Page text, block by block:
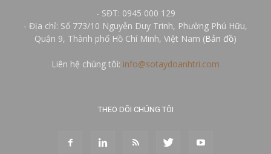
- SĐT: 0945 000 129
- Địa chỉ: Số 773/10 Nguyễn Duy Trinh, Phường Phú Hữu,
Quận 9, Thành phố Hồ Chí Minh, Việt Nam (Bản đồ)
Liên hệ chúng tôi: info@sotaydoanhtri.com
THEO DÕI CHÚNG TÔI